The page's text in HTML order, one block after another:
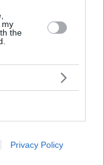
my
the
Privacy Policy
του